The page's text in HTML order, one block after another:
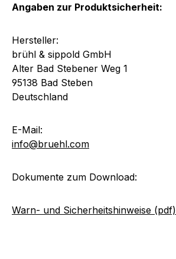
Angaben zur Produktsicherheit:
Hersteller:
brühl & sippold GmbH
Alter Bad Stebener Weg 1
95138 Bad Steben
Deutschland
E-Mail:
info@bruehl.com
Dokumente zum Download:
Warn- und Sicherheitshinweise (pdf)